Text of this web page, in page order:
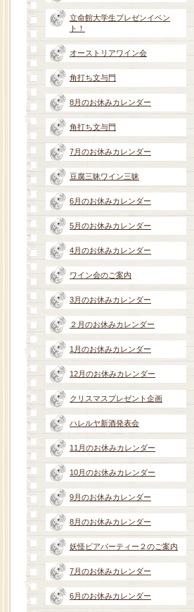
立命館大学生プレゼンイベン
ト！
オーストリアワイン会
角打ち文与門
8月のお休みカレンダー
角打ち文与門
7月のお休みカレンダー
豆腐三昧ワイン三昧
6月のお休みカレンダー
5月のお休みカレンダー
4月のお休みカレンダー
ワイン会のご案内
3月のお休みカレンダー
２月のお休みカレンダー
1月のお休みカレンダー
12月のお休みカレンダー
クリスマスプレゼント企画
ハレルヤ新酒発表会
11月のお休みカレンダー
10月のお休みカレンダー
9月のお休みカレンダー
8月のお休みカレンダー
妖怪ビアパーティー２のご案内
7月のお休みカレンダー
6月のお休みカレンダー